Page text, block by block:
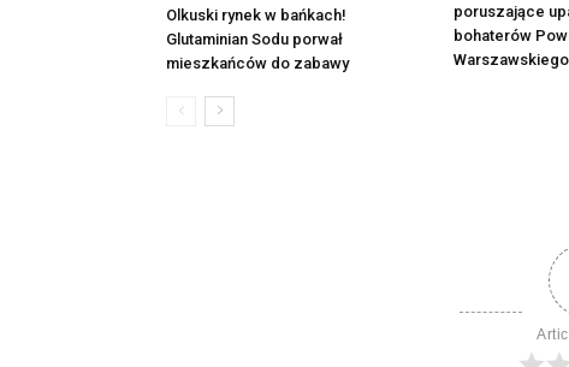
Olkuski rynek w bańkach!
Glutaminian Sodu porwał
mieszkańców do zabawy
poruszające
bohaterów
Warszawskiego